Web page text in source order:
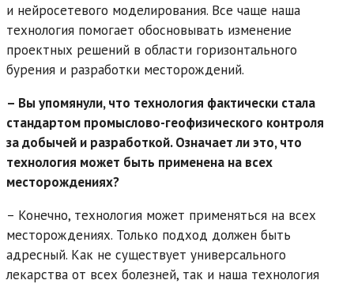
и нейросетевого моделирования. Все чаще наша
технология помогает обосновывать изменение
проектных решений в области горизонтального
бурения и разработки месторождений.
– Вы упомянули, что технология фактически стала
стандартом промыслово-геофизического контроля
за добычей и разработкой. Означает ли это, что
технология может быть применена на всех
месторождениях?
– Конечно, технология может применяться на всех
месторождениях. Только подход должен быть
адресный. Как не существует универсального
лекарства от всех болезней, так и наша технология